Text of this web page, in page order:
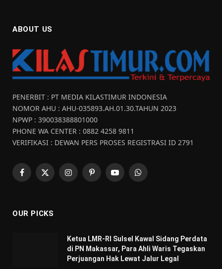
ABOUT US
PENERBIT : PT MEDIA KILASTIMUR INDONESIA
NOMOR AHU : AHU-035893.AH.01.30.TAHUN 2023
NPWP : 390038388801000
PHONE WA CENTER : 0882 4258 9811
VERIFIKASI : DEWAN PERS PROSES REGISTRASI ID 2791
Facebook
X
InstagramPinterestYouTubeWhatsApp
OUR PICKS
Ketua LMR-RI Sulsel Kawal Sidang Perdata
di PN Makassar, Para Ahli Waris Tegaskan
Perjuangan Hak Lewat Jalur Legal